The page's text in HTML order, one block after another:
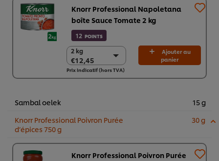
Knorr Professional Napoletana
boîte Sauce Tomate 2 kg
12 POINTS
2 kg
€12,45
2 kg
€12,45
6 x 2 kg
Ajouter au
panier
Prix indicatif (hors TVA)
Sambal oelek
15 g
Knorr Professional Poivron Purée
d’épices 750 g
30 g
Knorr Professional Poivron Purée